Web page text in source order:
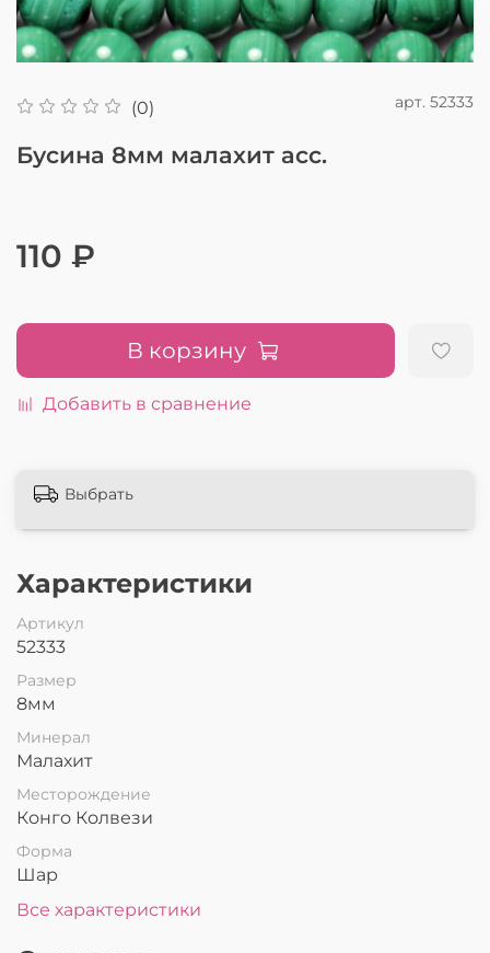
(0) арт. 52333
Бусина 8мм малахит асс.
110 ₽
В корзину
Добавить в сравнение
Выбрать
Характеристики
Артикул
52333
Размер
8мм
Минерал
Малахит
Месторождение
Конго Колвези
Форма
Шар
Все характеристики